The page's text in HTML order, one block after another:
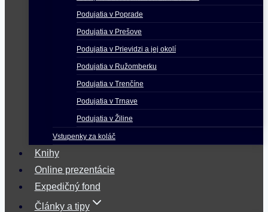
Podujatia v Poprade
Podujatia v Prešove
Podujatia v Prievidzi a jej okolí
Podujatia v Ružomberku
Podujatia v Trenčíne
Podujatia v Trnave
Podujatia v Žiline
Vstupenky za koláč
Knihy
Online prezentácie
Expedičný fond
Články a tipy